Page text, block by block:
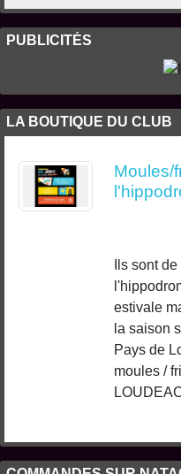
PUBLICITÉS
LA BOUTIQUE DU CLUB
Moules/
Ils sont
estivale
la saison
Pays de
moules /